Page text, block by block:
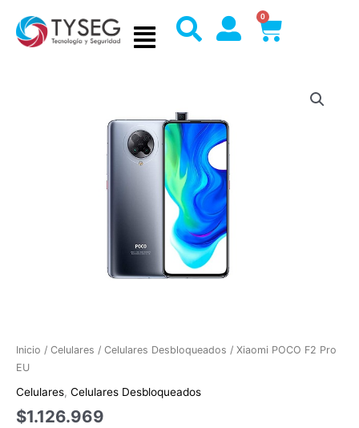
contenido
0
Cart
Inicio / Celulares / Celulares Desbloqueados / Xiaomi POCO F2 Pro
EU
Celulares, Celulares Desbloqueados
$1.126.969